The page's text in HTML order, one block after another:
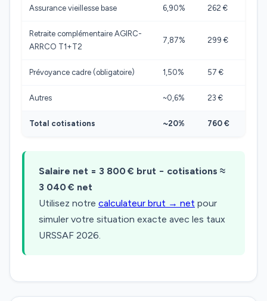
Assurance vieillesse base 6,90% 262 €
Retraite complémentaire AGIRC-
ARRCO T1+T2
7,87% 299 €
Prévoyance cadre (obligatoire) 1,50% 57 €
Autres ~0,6% 23 €
Total cotisations ~20% 760 €
Salaire net = 3 800 € brut − cotisations ≈
3 040 € net
Utilisez notre calculateur brut → net pour
simuler votre situation exacte avec les taux
URSSAF 2026.